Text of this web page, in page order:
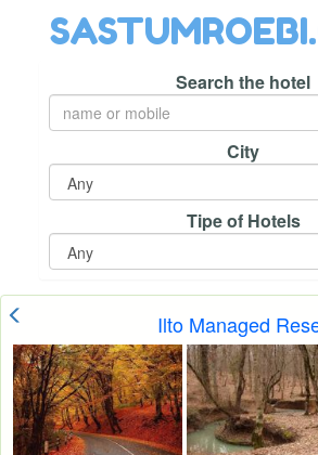
Search the hotel
City
Tipe of Hotels
Ilto Managed